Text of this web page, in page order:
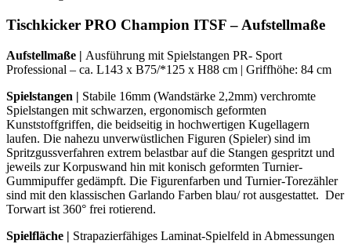
Tischkicker PRO Champion ITSF – Aufstellmaße
Aufstellmaße | Ausführung mit Spielstangen PR- Sport
Professional – ca. L143 x B75/*125 x H88 cm | Griffhöhe: 84 cm
Spielstangen | Stabile 16mm (Wandstärke 2,2mm) verchromte
Spielstangen mit schwarzen, ergonomisch geformten
Kunststoffgriffen, die beidseitig in hochwertigen Kugellagern
laufen. Die nahezu unverwüstlichen Figuren (Spieler) sind im
Spritzgussverfahren extrem belastbar auf die Stangen gespritzt und
jeweils zur Korpuswand hin mit konisch geformten Turnier-
Gummipuffer gedämpft. Die Figurenfarben und Turnier-Torezähler
sind mit den klassischen Garlando Farben blau/ rot ausgestattet. Der
Torwart ist 360° frei rotierend.
Spielfläche | Strapazierfähiges Laminat-Spielfeld in Abmessungen